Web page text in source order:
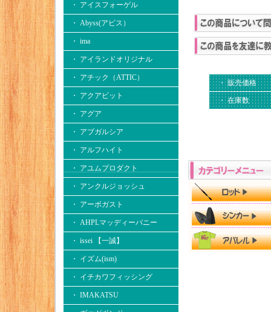
・ アイスフォーゲル
・ Abyss(アビス）
・ ima
・ アイランドオリジナル
・ アチック（ATTIC）
・ アクアビット
・ アグア
・ アブガルシア
・ アルフハイト
・ アユムプロダクト
・ アンクルジョッシュ
・ アーボガスト
・ AHPLマッディーバニー
・ issei 【一誠】
・ イズム(ism)
・ イチカワフィッシング
・ IMAKATSU
・ 販売価格
・ 在庫数